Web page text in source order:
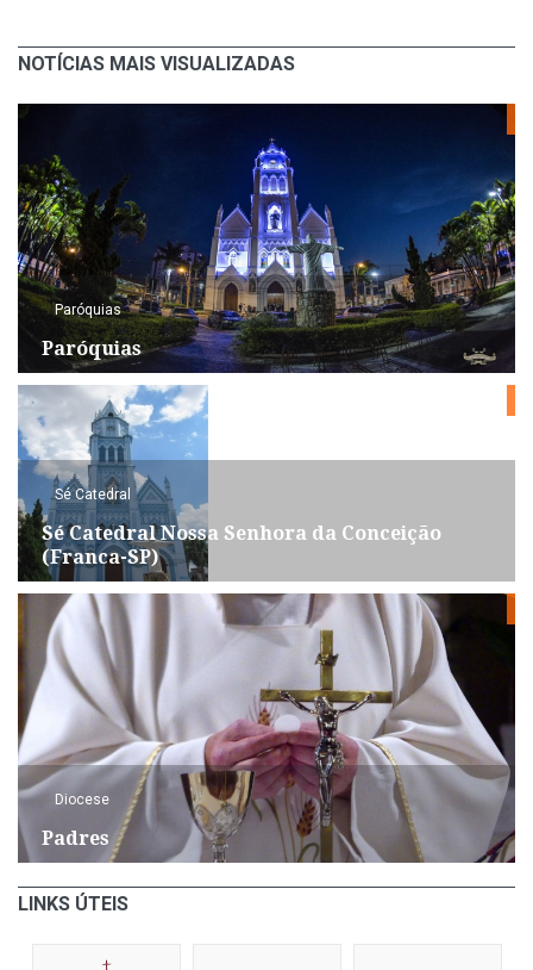
NOTÍCIAS MAIS VISUALIZADAS
Paróquias
Paróquias
Sé Catedral
Sé Catedral Nossa Senhora da Conceição
(Franca-SP)
Diocese
Padres
LINKS ÚTEIS